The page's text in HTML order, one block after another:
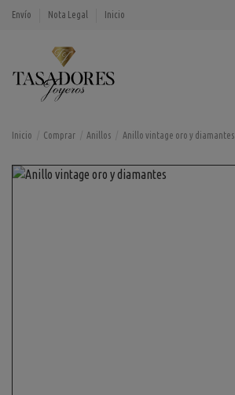
Envío Nota Legal Inicio
Inicio Comprar Anillos Anillo vintage oro y diamantes